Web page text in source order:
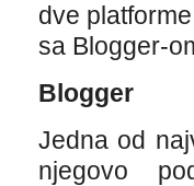
dve
sa Blogger-
Blogger
Jedna od
njegovo